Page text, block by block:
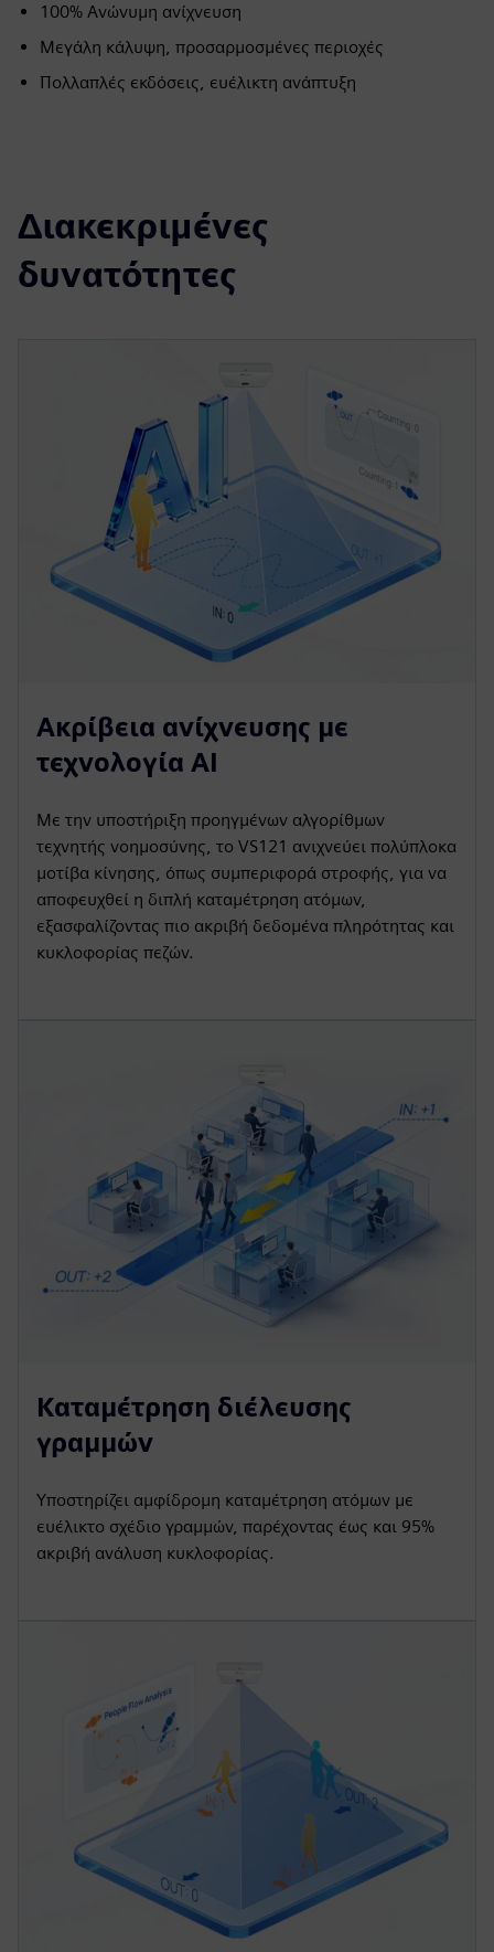
100% Ανώνυμη ανίχνευση
Μεγάλη κάλυψη, προσαρμοσμένες περιοχές
Πολλαπλές εκδόσεις, ευέλικτη ανάπτυξη
Διακεκριμένες
δυνατότητες
Ακρίβεια ανίχνευσης με
τεχνολογία AI
Με την υποστήριξη προηγμένων αλγορίθμων
τεχνητής νοημοσύνης, το VS121 ανιχνεύει πολύπλοκα
μοτίβα κίνησης, όπως συμπεριφορά στροφής, για να
αποφευχθεί η διπλή καταμέτρηση ατόμων,
εξασφαλίζοντας πιο ακριβή δεδομένα πληρότητας και
κυκλοφορίας πεζών.
Καταμέτρηση διέλευσης
γραμμών
Υποστηρίζει αμφίδρομη καταμέτρηση ατόμων με
ευέλικτο σχέδιο γραμμών, παρέχοντας έως και 95%
ακριβή ανάλυση κυκλοφορίας.